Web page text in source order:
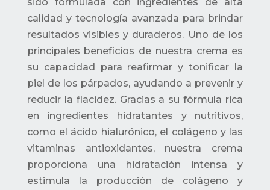
calidad y tecnología avanzada para brindar
resultados visibles y duraderos. Uno de los
principales beneficios de nuestra crema es
su capacidad para reafirmar y tonificar la
piel de los párpados, ayudando a prevenir y
reducir la flacidez. Gracias a su fórmula rica
en ingredientes hidratantes y nutritivos,
como el ácido hialurónico, el colágeno y las
vitaminas antioxidantes, nuestra crema
proporciona una hidratación intensa y
estimula la producción de colágeno y